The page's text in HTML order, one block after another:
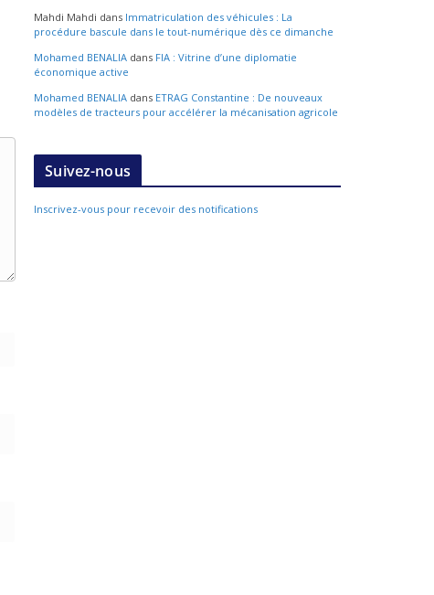
Mahdi Mahdi dans Immatriculation des véhicules : La
procédure bascule dans le tout-numérique dès ce dimanche
Mohamed BENALIA dans FIA : Vitrine d’une diplomatie
économique active
Mohamed BENALIA dans ETRAG Constantine : De nouveaux
modèles de tracteurs pour accélérer la mécanisation agricole
Suivez-nous
Inscrivez-vous pour recevoir des notifications